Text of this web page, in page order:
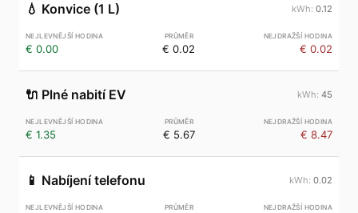
💧 Konvice (1 L) 0.12
€ 0.00 € 0.02 € 0.02
🔌 Plné nabití EV 45
€ 1.35 € 5.67 € 8.47
📱 Nabíjení telefonu 0.02